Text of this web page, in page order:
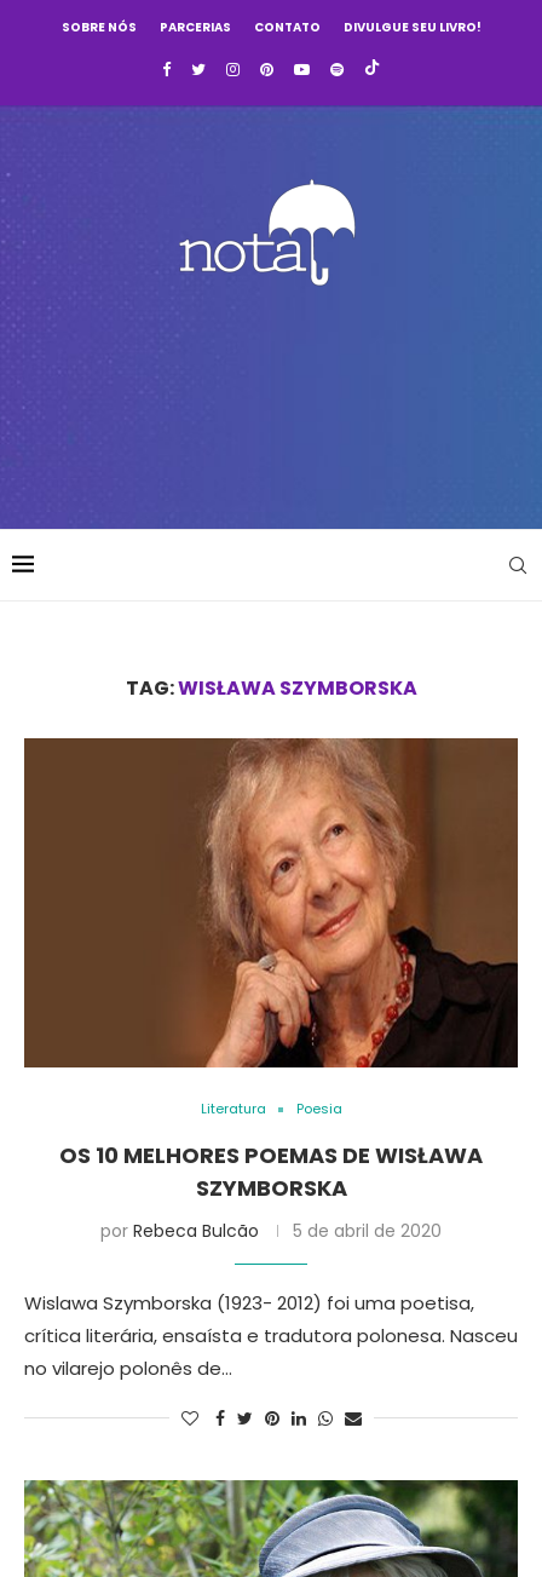
SOBRE NÓS PARCERIAS CONTATO DIVULGUE SEU LIVRO!
TAG:WISŁAWA SZYMBORSKA
Literatura Poesia
OS 10 MELHORES POEMAS DE WISŁAWA
SZYMBORSKA
por Rebeca Bulcão 5 de abril de 2020
Wislawa Szymborska (1923- 2012) foi uma poetisa,
crítica literária, ensaísta e tradutora polonesa. Nasceu
no vilarejo polonês de…